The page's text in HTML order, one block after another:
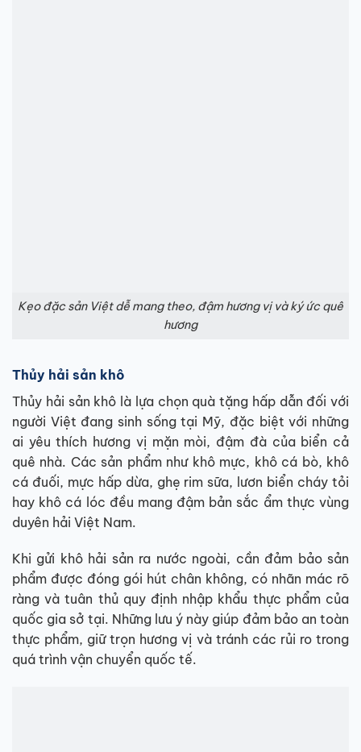
Kẹo đặc sản Việt dễ mang theo, đậm hương vị và ký ức quê
hương
Thủy hải sản khô
Thủy hải sản khô là lựa chọn quà tặng hấp dẫn đối với
người Việt đang sinh sống tại Mỹ, đặc biệt với những
ai yêu thích hương vị mặn mòi, đậm đà của biển cả
quê nhà. Các sản phẩm như khô mực, khô cá bò, khô
cá đuối, mực hấp dừa, ghẹ rim sữa, lươn biển cháy tỏi
hay khô cá lóc đều mang đậm bản sắc ẩm thực vùng
duyên hải Việt Nam.
Khi gửi khô hải sản ra nước ngoài, cần đảm bảo sản
phẩm được đóng gói hút chân không, có nhãn mác rõ
ràng và tuân thủ quy định nhập khẩu thực phẩm của
quốc gia sở tại. Những lưu ý này giúp đảm bảo an toàn
thực phẩm, giữ trọn hương vị và tránh các rủi ro trong
quá trình vận chuyển quốc tế.